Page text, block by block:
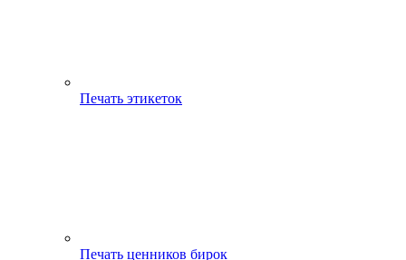
Печать этикеток
Печать ценников бирок